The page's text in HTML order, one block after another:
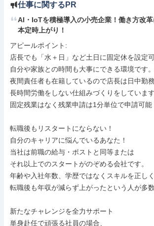
仕事に関するPR
AI・IoTを積極導入の小売企業！働き方改
本定時上がり！
アピールポイント:
店長でも「水＋日」など土日に固定休を設定可
自分や家族との時間も大事にできる環境です。
夜間責任者も在籍しているので店長は日中勤務
長時間労働をしない仕組みづくりをしています
固定残業はなく残業申請は1分単位で申請可能
転職後もリスタートにならない！
自分のキャリアに悩んでいるあなた！
当社は前職の給与・ポストと同等または
それ以上でのスタートがのぞめる会社です。
年齢や入社年数、学歴ではなくスキルを正し
転職後も年収が減らず上がったという人が多数
新たなチャレンジを全力サポート
単身赴任で頑張る社員の場合、